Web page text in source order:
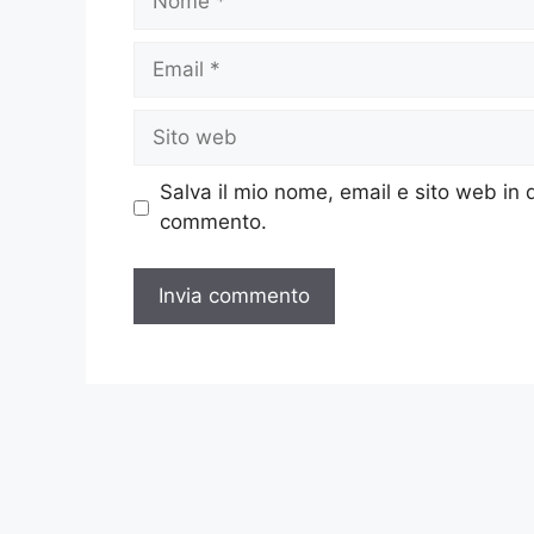
Email
Sito
web
Salva il mio nome, email e sito web in
commento.